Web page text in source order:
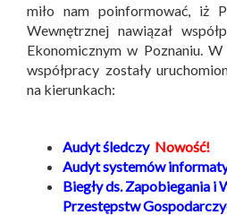
miło nam poinformować, iż
Wewnętrznej nawiązał
Ekonomicznym w Poznaniu.
współpracy zostały
na kierunkach:
Audyt śledczy Nowość!
Audyt systemów
Biegły ds. Zapobiegania i
Przestępstw